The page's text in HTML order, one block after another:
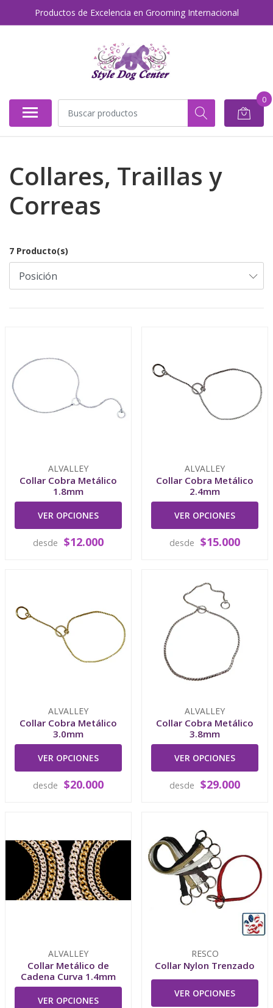
Productos de Excelencia en Grooming Internacional
0
Collares, Traillas y
Correas
7 Producto(s)
ALVALLEY
Collar Cobra Metálico
1.8mm
VER OPCIONES
desde $12.000
ALVALLEY
Collar Cobra Metálico
2.4mm
VER OPCIONES
desde $15.000
ALVALLEY
Collar Cobra Metálico
3.0mm
VER OPCIONES
desde $20.000
ALVALLEY
Collar Cobra Metálico
3.8mm
VER OPCIONES
desde $29.000
ALVALLEY
Collar Metálico de
Cadena Curva 1.4mm
VER OPCIONES
RESCO
Collar Nylon Trenzado
VER OPCIONES